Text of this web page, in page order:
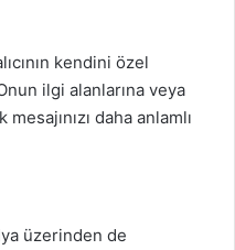
kendini özel
ilgi alanlarına veya
daha anlamlı
üzerinden de